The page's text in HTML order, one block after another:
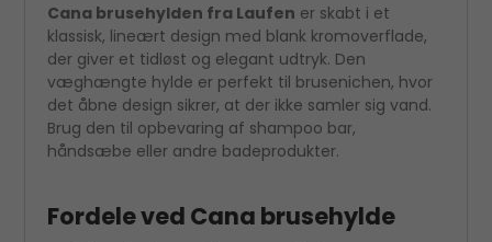
Cana brusehylden fra Laufen er skabt i et
klassisk, lineært design med blank kromoverflade,
der giver et tidløst og elegant udtryk. Den
væghængte hylde er perfekt til brusenichen, hvor
det åbne design sikrer, at der ikke samler sig vand.
Brug den til opbevaring af shampoo bar,
håndsæbe eller andre badeprodukter.
Fordele ved Cana brusehylde